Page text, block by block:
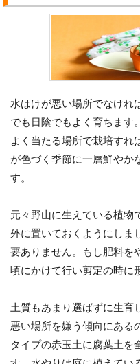
水はけが悪い場所でなけれ
でも日陰でもよく育ちます
よく当たる場所で栽培すれ
が色づく季節に一層鮮やか
す。
元々野山に生えている植物
外に置いておくようにしま
要ありません。もし肥料を
頃にかけて行い剪定の時に
土質もあまり選ばずに生育
悪い場所を嫌う傾向にある
タイプの赤玉土に腐葉土を